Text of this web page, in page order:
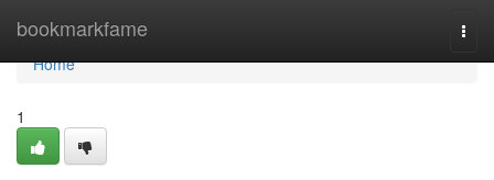
bookmarkfame
Home
Home
1